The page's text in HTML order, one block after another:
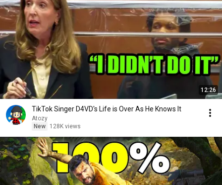
12:26
TikTok Singer D4VD's Life is Over As He Knows It
Atozy
New
128K views